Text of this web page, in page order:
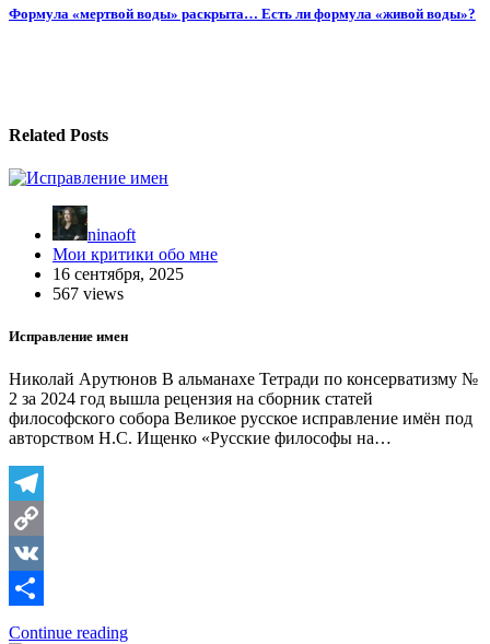
по
Формула «мертвой воды» раскрыта… Есть ли формула «живой воды»?
Related Posts
ninaoft
Мои критики обо мне
16 сентября, 2025
567 views
Исправление имен
Николай Арутюнов В альманахе Тетради по консерватизму №
2 за 2024 год вышла рецензия на сборник статей
философского собора Великое русское исправление имён под
авторством Н.С. Ищенко «Русские философы на…
Telegram
Copy
Link
VK
Отправить
Continue reading